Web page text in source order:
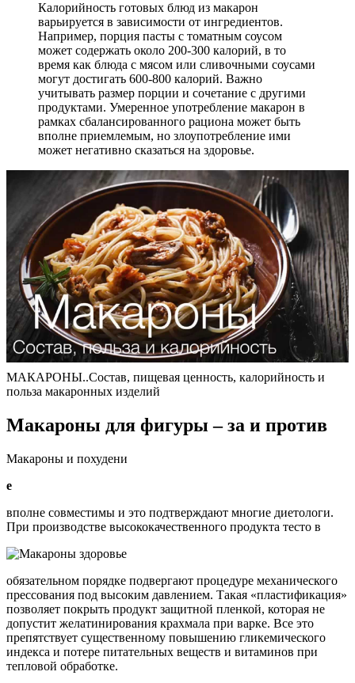
Калорийность готовых блюд из макарон
варьируется в зависимости от ингредиентов.
Например, порция пасты с томатным соусом
может содержать около 200-300 калорий, в то
время как блюда с мясом или сливочными соусами
могут достигать 600-800 калорий. Важно
учитывать размер порции и сочетание с другими
продуктами. Умеренное употребление макарон в
рамках сбалансированного рациона может быть
вполне приемлемым, но злоупотребление ими
может негативно сказаться на здоровье.
МАКАРОНЫ..Состав, пищевая ценность, калорийность и
польза макаронных изделий
Макароны для фигуры – за и против
Макароны и похудени
е
вполне совместимы и это подтверждают многие диетологи.
При производстве высококачественного продукта тесто в
обязательном порядке подвергают процедуре механического
прессования под высоким давлением. Такая «пластификация»
позволяет покрыть продукт защитной пленкой, которая не
допустит желатинирования крахмала при варке. Все это
препятствует существенному повышению гликемического
индекса и потере питательных веществ и витаминов при
тепловой обработке.